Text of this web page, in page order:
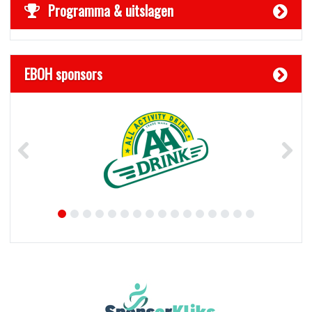
Programma & uitslagen
EBOH sponsors